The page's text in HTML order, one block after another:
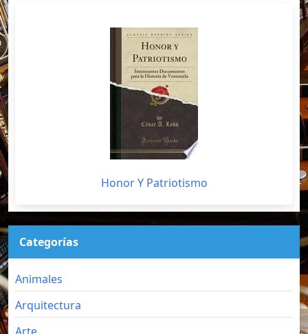
Honor Y Patriotismo
Categorías
Animales
Arquitectura